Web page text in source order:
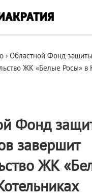
› Областной Фонд
ЖК «Белые Росы» в
Фонд
завершит
ЖК